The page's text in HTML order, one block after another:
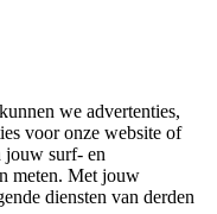
we advertenties,
voor onze website of
jouw surf- en
meten. Met jouw
diensten van derden